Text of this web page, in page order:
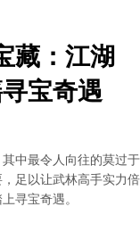
藏：江湖
宝奇遇
中最令人向往的莫过于
足以让武林高手实力倍
寻宝奇遇。